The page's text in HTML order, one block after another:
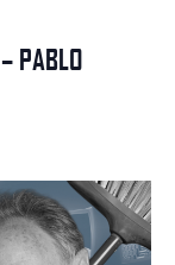
PABLO